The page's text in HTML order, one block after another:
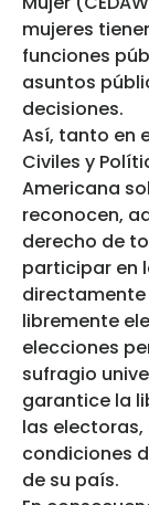
mujeres
funciones
asuntos
decisiones.
Así, tanto en
Civiles y
Americana
reconocen,
derecho de
participar en
libremente
elecciones
sufragio
garantice la
las
condiciones
de su país.